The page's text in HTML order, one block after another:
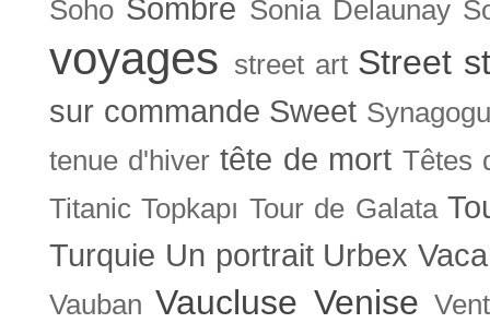
Soho Sombre Sonia Delaunay
voyages street art Street
sur commande Sweet
tenue d'hiver tête de mort Têtes
Titanic Topkapı Tour de Galata
Turquie Un portrait Urbex
Vauban Vaucluse Venise